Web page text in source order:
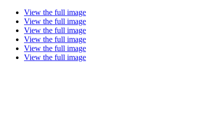
View the full image
View the full image
View the full image
View the full image
View the full image
View the full image